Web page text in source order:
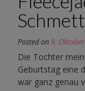
Posted on9.
Die Tochter
Geburtstag eine
war ganz genau